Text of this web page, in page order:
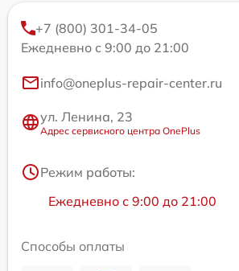
+7 (800) 301-34-05
Ежедневно с 9:00 до 21:00
info@oneplus-repair-center.ru
ул. Ленина, 23
Адрес сервисного центра OnePlus
Режим работы:
Ежедневно с 9:00 до 21:00
Способы оплаты